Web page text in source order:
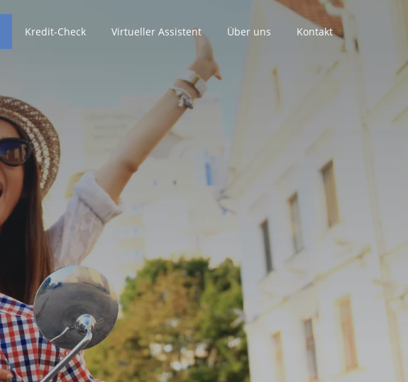
Kredit-Check Virtueller Assistent Über uns Kontakt